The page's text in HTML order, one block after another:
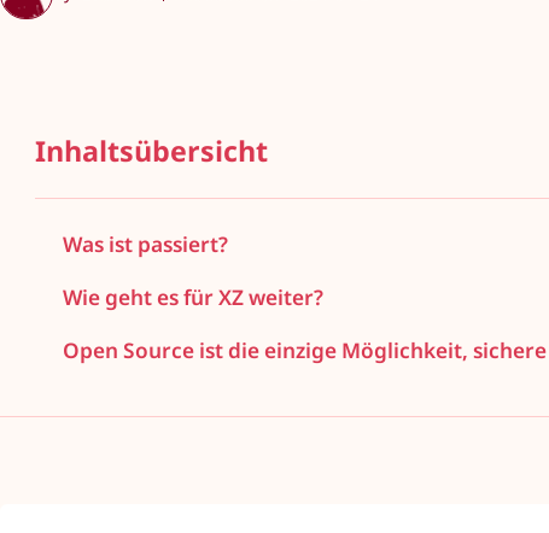
Inhaltsübersicht
Was ist passiert?
Wie geht es für XZ weiter?
Open Source ist die einzige Möglichkeit,